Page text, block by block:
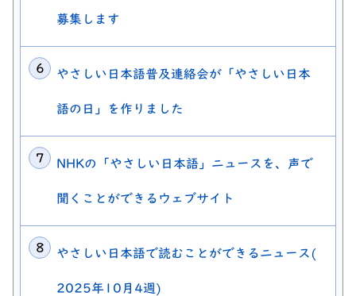
募集します
やさしい日本語普及連絡会が「やさしい日本
語の日」を作りました
NHKの「やさしい日本語」ニュースを、声で
聞くことができるウェブサイト
やさしい日本語で読むことができるニュース(
2025年10月4週)